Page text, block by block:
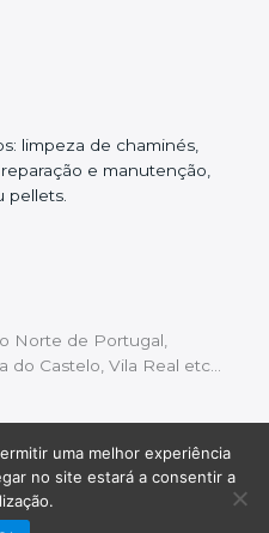
limpeza de chaminés,
e manutenção,
pellets.
Norte de Portugal,
do Castelo, Vila Real etc…
Política de Privacidade
| Desenvolvido
– a inovar a web
uma melhor experiência
no site estará a consentir a